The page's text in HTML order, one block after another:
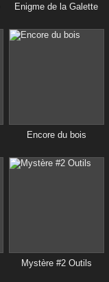
Enigme de la Galette
Encore du bois
Mystère #2 Outils